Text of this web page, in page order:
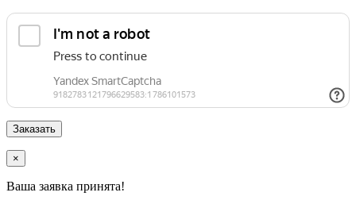
×
Ваша заявка принята!